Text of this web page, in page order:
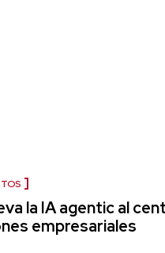
la IA agentic al
empresariales